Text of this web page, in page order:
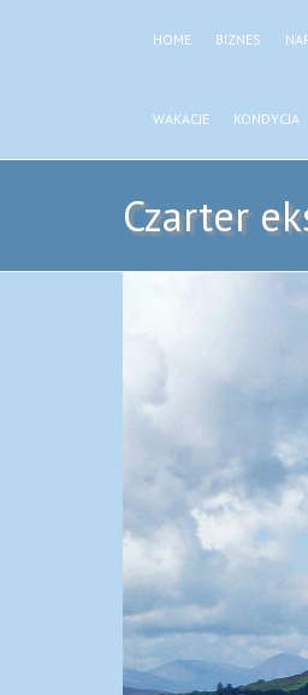
HOME BIZNES
WAKACJE KONDYCJA
Czarter